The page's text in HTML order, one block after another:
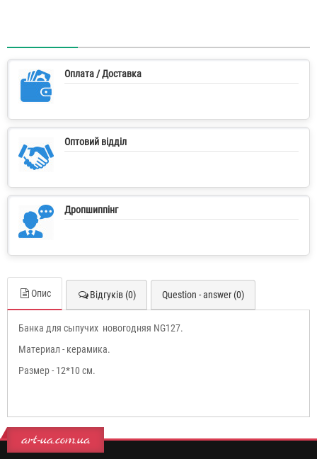
Оплата / Доставка
Оптовий відділ
Дропшиппінг
Опис Відгуків (0) Question - answer (0)
Банка для сыпучих новогодняя NG127.
Материал - керамика.
Размер - 12*10 см.
art-ua.com.ua